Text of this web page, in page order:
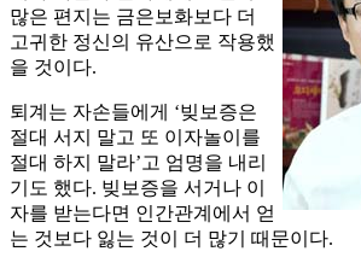
많은 편지는 금은보화보다 더
고귀한 정신의 유산으로 작용했
을 것이다.
퇴계는 자손들에게 ‘빚보증은
절대 서지 말고 또 이자놀이를
절대 하지 말라’고 엄명을 내리
기도 했다. 빚보증을 서거나 이
자를 받는다면 인간관계에서 얻
는 것보다 잃는 것이 더 많기 때문이다.